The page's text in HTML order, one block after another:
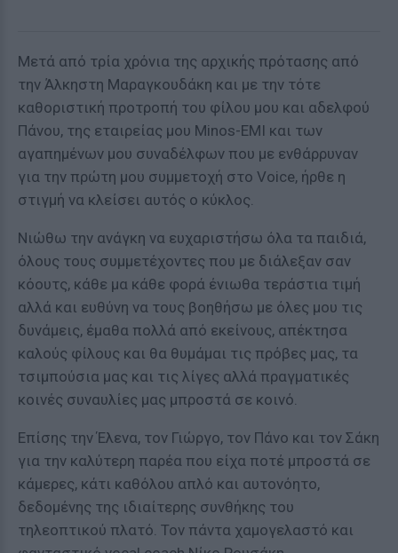
Μετά από τρία χρόνια της αρχικής πρότασης από
την Άλκηστη Μαραγκουδάκη και με την τότε
καθοριστική προτροπή του φίλου μου και αδελφού
Πάνου, της εταιρείας μου Minos-ΕΜΙ και των
αγαπημένων μου συναδέλφων που με ενθάρρυναν
για την πρώτη μου συμμετοχή στο Voice, ήρθε η
στιγμή να κλείσει αυτός ο κύκλος.
Νιώθω την ανάγκη να ευχαριστήσω όλα τα παιδιά,
όλους τους συμμετέχοντες που με διάλεξαν σαν
κόουτς, κάθε μα κάθε φορά ένιωθα τεράστια τιμή
αλλά και ευθύνη να τους βοηθήσω με όλες μου τις
δυνάμεις, έμαθα πολλά από εκείνους, απέκτησα
καλούς φίλους και θα θυμάμαι τις πρόβες μας, τα
τσιμπούσια μας και τις λίγες αλλά πραγματικές
κοινές συναυλίες μας μπροστά σε κοινό.
Επίσης την Έλενα, τον Γιώργο, τον Πάνο και τον Σάκη
για την καλύτερη παρέα που είχα ποτέ μπροστά σε
κάμερες, κάτι καθόλου απλό και αυτονόητο,
δεδομένης της ιδιαίτερης συνθήκης του
τηλεοπτικού πλατό. Τον πάντα χαμογελαστό και